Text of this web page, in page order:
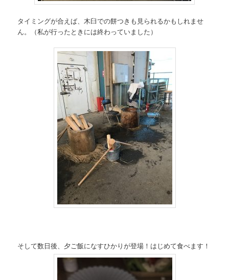
タイミングが合えば、木臼での餅つきも見られるかもしれませ
ん。（私が行ったときには終わっていました）
そして数日後、夕ご飯になすひかりが登場！はじめて食べます！